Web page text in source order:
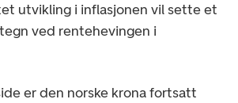
utvikling i inflasjonen vil sette et
ved rentehevingen i
er den norske krona fortsatt